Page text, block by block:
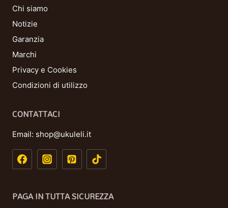
Chi siamo
Notizie
Garanzia
Marchi
Privacy e Cookies
Condizioni di utilizzo
CONTATTACI
Email: shop@ukuleli.it
PAGA IN TUTTA SICUREZZA